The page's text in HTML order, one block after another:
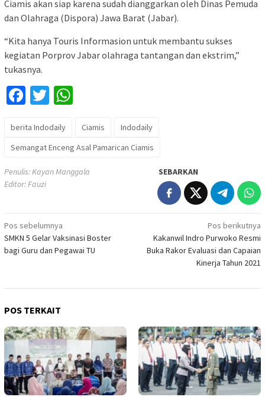
Ciamis akan siap karena sudah dianggarkan oleh Dinas Pemuda
dan Olahraga (Dispora) Jawa Barat (Jabar).
“Kita hanya Touris Informasion untuk membantu sukses
kegiatan Porprov Jabar olahraga tantangan dan ekstrim,”
tukasnya.
Facebook
Twitter
berita Indodaily Ciamis
Indodaily
Semangat Enceng Asal Pamarican Ciamis
Penulis: Kayan Manggala
Editor: Fauzi
SEBARKAN
Navigasi
pos
Pos sebelumnya
SMKN 5 Gelar Vaksinasi Boster
bagi Guru dan Pegawai TU
Pos berikutnya
Kakanwil Indro Purwoko Resmi
Buka Rakor Evaluasi dan Capaian
Kinerja Tahun 2021
POS TERKAIT